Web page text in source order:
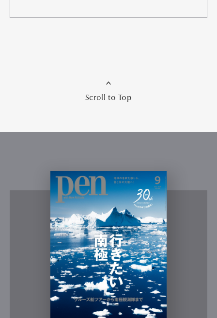
Scroll to Top